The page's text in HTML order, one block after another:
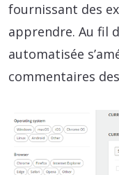
fournissant des
apprendre. Au fil
automatisée
commentaires